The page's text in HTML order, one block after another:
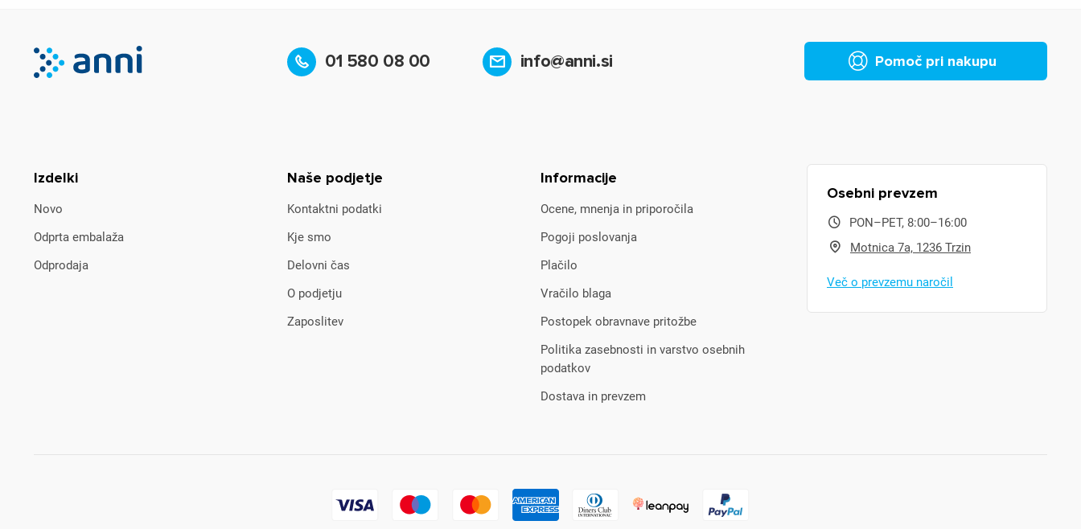
01 580 08 00 info@anni.si Pomoč pri nakupu
Izdelki
Novo
Odprta embalaža
Odprodaja
Naše podjetje
Kontaktni podatki
Kje smo
Delovni čas
O podjetju
Zaposlitev
Informacije
Ocene, mnenja in priporočila
Pogoji poslovanja
Plačilo
Vračilo blaga
Postopek obravnave pritožbe
Politika zasebnosti in varstvo osebnih
podatkov
Dostava in prevzem
Osebni prevzem
PON–PET, 8:00–16:00
Motnica 7a, 1236 Trzin
Več o prevzemu naročil